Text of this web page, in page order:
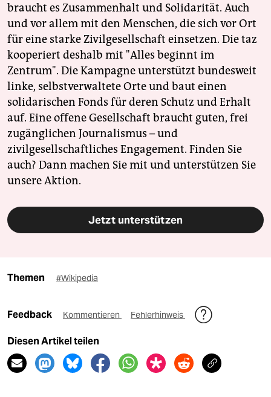
braucht es Zusammenhalt und Solidarität. Auch
und vor allem mit den Menschen, die sich vor Ort
für eine starke Zivilgesellschaft einsetzen. Die taz
kooperiert deshalb mit "Alles beginnt im
Zentrum". Die Kampagne unterstützt bundesweit
linke, selbstverwaltete Orte und baut einen
solidarischen Fonds für deren Schutz und Erhalt
auf. Eine offene Gesellschaft braucht guten, frei
zugänglichen Journalismus – und
zivilgesellschaftliches Engagement. Finden Sie
auch? Dann machen Sie mit und unterstützen Sie
unsere Aktion.
Jetzt unterstützen
Themen #Wikipedia
Feedback Kommentieren Fehlerhinweis
Diesen Artikel teilen